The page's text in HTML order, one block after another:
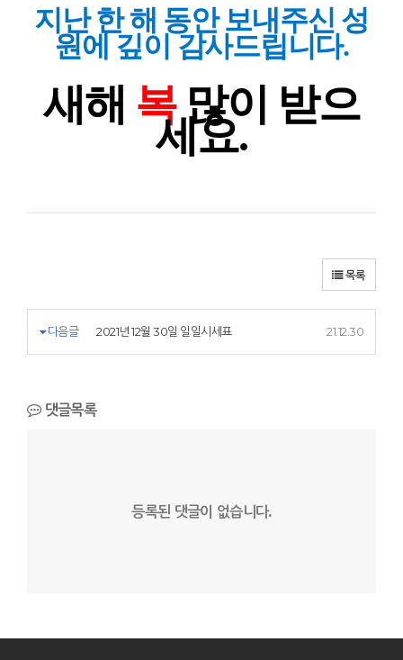
지난 한 해 동안 보내주신 성
원에 깊이 감사드립니다.
새해 복많이 받으
세요.
목록
다음글 2021년 12월 30일 일일시세표 21.12.30
댓글목록
등록된 댓글이 없습니다.